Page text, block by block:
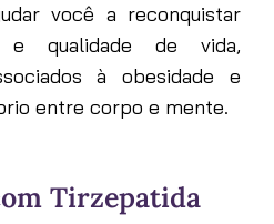
você a reconquistar
e qualidade de vida,
à obesidade e
entre corpo e mente.
Tirzepatida